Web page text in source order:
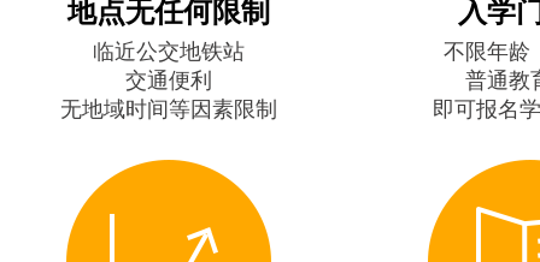
地点无任何限制
临近公交地铁站
交通便利
无地域时间等因素限制
入学
不限年龄
普通教
即可报名